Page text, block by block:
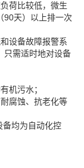
荷比较低，微生
90天）以上排一次
设备故障报警系
只需适时地对设备
机污水；
腐蚀、抗老化等
备均为自动化控